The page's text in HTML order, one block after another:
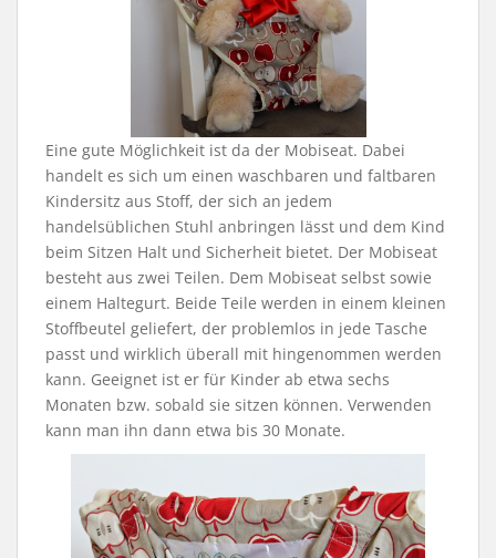
Eine gute Möglichkeit ist da der Mobiseat. Dabei
handelt es sich um einen waschbaren und faltbaren
Kindersitz aus Stoff, der sich an jedem
handelsüblichen Stuhl anbringen lässt und dem Kind
beim Sitzen Halt und Sicherheit bietet. Der Mobiseat
besteht aus zwei Teilen. Dem Mobiseat selbst sowie
einem Haltegurt. Beide Teile werden in einem kleinen
Stoffbeutel geliefert, der problemlos in jede Tasche
passt und wirklich überall mit hingenommen werden
kann. Geeignet ist er für Kinder ab etwa sechs
Monaten bzw. sobald sie sitzen können. Verwenden
kann man ihn dann etwa bis 30 Monate.